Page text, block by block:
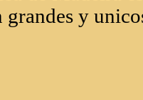
por su buen